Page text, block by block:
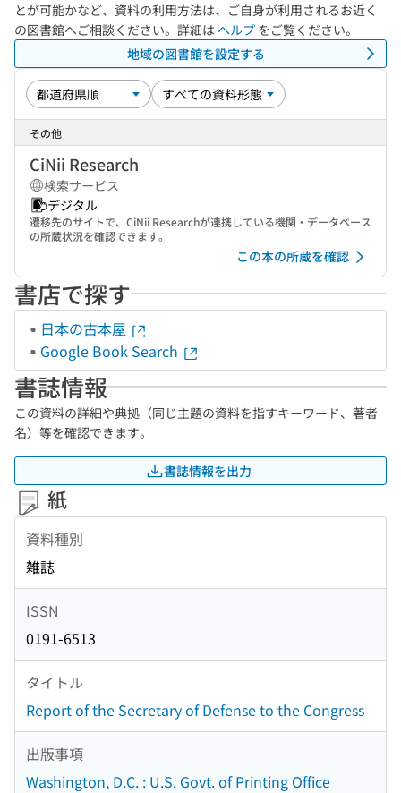
とが可能かなど、資料の利用方法は、ご自身が利用されるお近く
の図書館へご相談ください。詳細は ヘルプ をご覧ください。
地域の図書館を設定する
その他
CiNii Research
検索サービス
デジタル
遷移先のサイトで、CiNii Researchが連携している機関・データベース
の所蔵状況を確認できます。
この本の所蔵を確認
書店で探す
日本の古本屋
Google Book Search
書誌情報
この資料の詳細や典拠（同じ主題の資料を指すキーワード、著者
名）等を確認できます。
書誌情報を出力
紙
資料種別
雑誌
ISSN
0191-6513
タイトル
Report of the Secretary of Defense to the Congress
出版事項
Washington, D.C. : U.S. Govt. of Printing Office